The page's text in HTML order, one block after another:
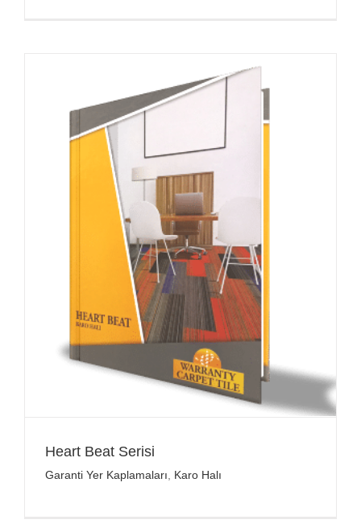
Heart Beat Serisi
Garanti Yer Kaplamaları, Karo Halı